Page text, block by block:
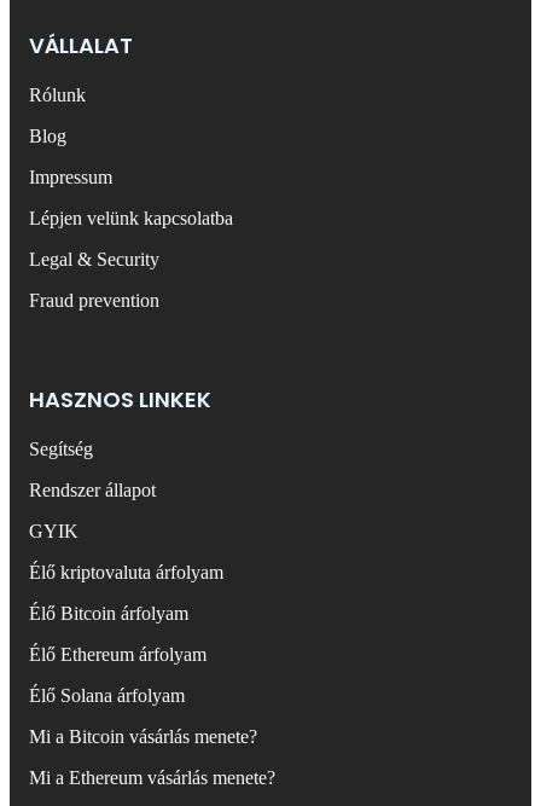
VÁLLALAT
Rólunk
Blog
Impressum
Lépjen velünk kapcsolatba
Legal & Security
Fraud prevention
HASZNOS LINKEK
Segítség
Rendszer állapot
GYIK
Élő kriptovaluta árfolyam
Élő Bitcoin árfolyam
Élő Ethereum árfolyam
Élő Solana árfolyam
Mi a Bitcoin vásárlás menete?
Mi a Ethereum vásárlás menete?